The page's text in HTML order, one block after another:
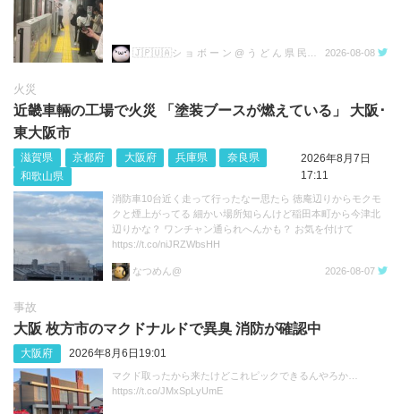
2026-08-08
火災
近畿車輛の工場で火災 「塗装ブースが燃えている」 大阪･
東大阪市
滋賀県 京都府 大阪府 兵庫県
奈良県
和歌山県
2026年8月7日
17:11
消防車10台近く走って行ったなー思たら 徳庵辺りからモクモ
クと煙上がってる 細かい場所知らんけど稲田本町から今津北
辺りかな？ ワンチャン通られへんかも？ お気を付けて
https://t.co/niJRZWbsHH
なつめん@ 2026-08-07
事故
大阪 枚方市のマクドナルドで異臭 消防が確認中
大阪府 2026年8月6日19:01
マクド取ったから来たけどこれピックできるんやろか…
https://t.co/JMxSpLyUmE